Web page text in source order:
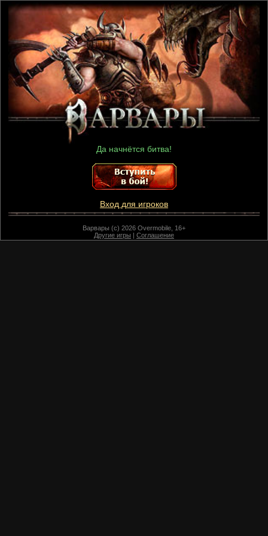
Да начнётся битва!
Вход для игроков
Варвары (c) 2026 Overmobile, 16+
Другие игры | Соглашение